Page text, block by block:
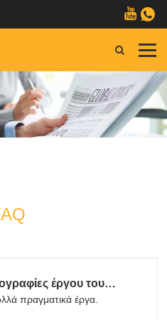
έργου του
πραγματικά έργα.